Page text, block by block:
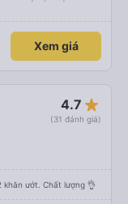
Giá vé hợp lý. Nói
Xem giá
4.7 star_rate
(31 đánh giá)
khăn ướt. Chất lượng 👌